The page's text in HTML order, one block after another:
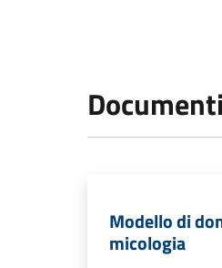
Modello di
micologia